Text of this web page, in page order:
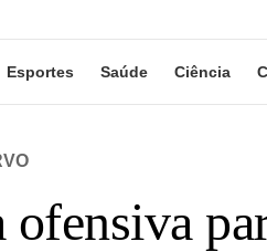
Esportes Saúde Ciência